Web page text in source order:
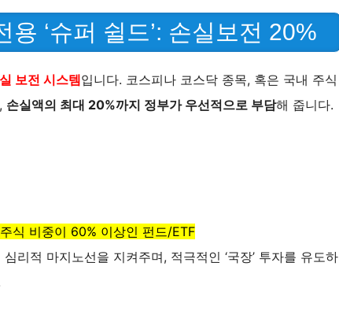
‘슈퍼 쉴드’: 손실보전 20%
보전 시스템입니다. 코스피나 코스닥 종목, 혹은 국내 주식
손실액의 최대 20%까지 정부가 우선적으로 부담해 줍니다.
식 비중이 60% 이상인 펀드/ETF
리적 마지노선을 지켜주며, 적극적인 ‘국장’ 투자를 유도하